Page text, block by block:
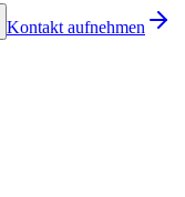
Kontakt aufnehmen